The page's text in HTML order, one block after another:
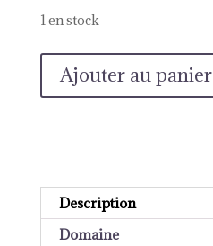
1 en stock
quantité
Ajouter au panier
Description
Domaine